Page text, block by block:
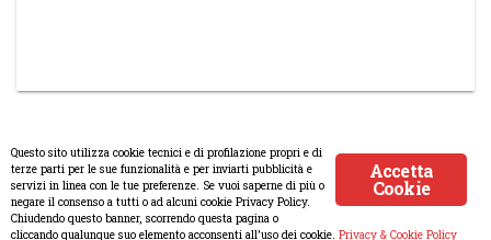
© Copyright 2008-2017 Scenaripolitici.com - Tutti i diritti
riservati. Creato daAtlanticmoon.com
Accetta
Cookie
Questo sito utilizza cookie tecnici e di profilazione propri e di
terze parti per le sue funzionalità e per inviarti pubblicità e
servizi in linea con le tue preferenze. Se vuoi saperne di più o
negare il consenso a tutti o ad alcuni cookie Privacy Policy.
Chiudendo questo banner, scorrendo questa pagina o
cliccando qualunque suo elemento acconsenti all’uso dei cookie. Privacy & Cookie Policy